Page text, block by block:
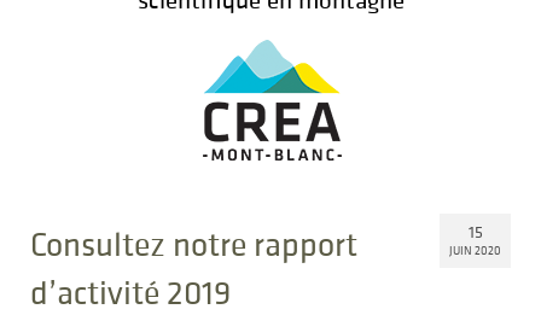
15
JUIN 2020
Consultez notre rapport
d’activité 2019